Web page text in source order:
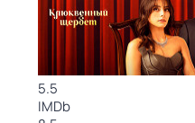
5.5
IMDb